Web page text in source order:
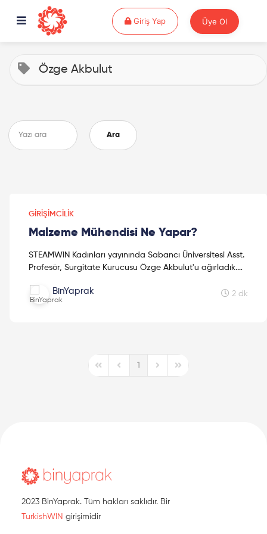
Giriş YapGiriş Yap Üye Ol
Özge Akbulut
Ara
GIRIŞIMCILIK
Malzeme Mühendisi Ne Yapar?
STEAMWIN Kadınları yayınında Sabancı Üniversitesi Asst.
Profesör, Surgitate Kurucusu Özge Akbulut'u ağırladık.
BinYaprak 2 dk
First PagePrevious Page
1
Next PageLast Page
2023 BinYaprak. Tüm hakları saklıdır. Bir
TurkishWIN girişimidir